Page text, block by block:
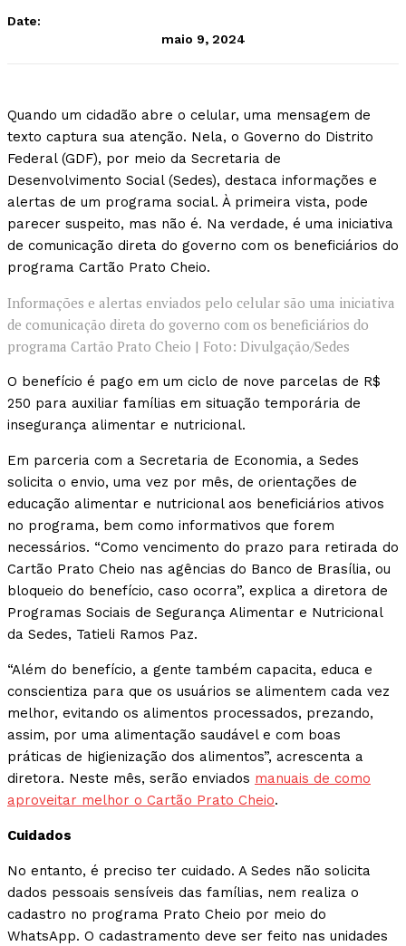
Date:
maio 9, 2024
Quando um cidadão abre o celular, uma mensagem de
texto captura sua atenção. Nela, o Governo do Distrito
Federal (GDF), por meio da Secretaria de
Desenvolvimento Social (Sedes), destaca informações e
alertas de um programa social. À primeira vista, pode
parecer suspeito, mas não é. Na verdade, é uma iniciativa
de comunicação direta do governo com os beneficiários do
programa Cartão Prato Cheio.
Informações e alertas enviados pelo celular são uma iniciativa
de comunicação direta do governo com os beneficiários do
programa Cartão Prato Cheio | Foto: Divulgação/Sedes
O benefício é pago em um ciclo de nove parcelas de R$
250 para auxiliar famílias em situação temporária de
insegurança alimentar e nutricional.
Em parceria com a Secretaria de Economia, a Sedes
solicita o envio, uma vez por mês, de orientações de
educação alimentar e nutricional aos beneficiários ativos
no programa, bem como informativos que forem
necessários. “Como vencimento do prazo para retirada do
Cartão Prato Cheio nas agências do Banco de Brasília, ou
bloqueio do benefício, caso ocorra”, explica a diretora de
Programas Sociais de Segurança Alimentar e Nutricional
da Sedes, Tatieli Ramos Paz.
“Além do benefício, a gente também capacita, educa e
conscientiza para que os usuários se alimentem cada vez
melhor, evitando os alimentos processados, prezando,
assim, por uma alimentação saudável e com boas
práticas de higienização dos alimentos”, acrescenta a
diretora. Neste mês, serão enviados manuais de como
aproveitar melhor o Cartão Prato Cheio.
Cuidados
No entanto, é preciso ter cuidado. A Sedes não solicita
dados pessoais sensíveis das famílias, nem realiza o
cadastro no programa Prato Cheio por meio do
WhatsApp. O cadastramento deve ser feito nas unidades